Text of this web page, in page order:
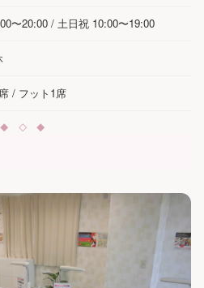
〜20:00 / 土日祝 10:00〜19:00
/ フット1席